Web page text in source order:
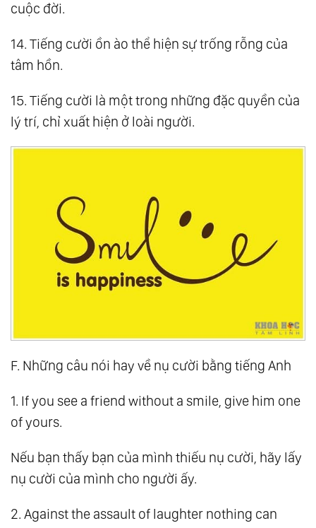
cuộc đời.
14. Tiếng cười ồn ào thể hiện sự trống rỗng của
tâm hồn.
15. Tiếng cười là một trong những đặc quyền của
lý trí, chỉ xuất hiện ở loài người.
F. Những câu nói hay về nụ cười bằng tiếng Anh
1. If you see a friend without a smile, give him one
of yours.
Nếu bạn thấy bạn của mình thiếu nụ cười, hãy lấy
nụ cười của mình cho người ấy.
2. Against the assault of laughter nothing can